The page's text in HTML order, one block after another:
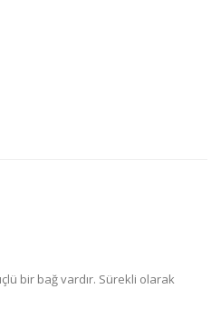
bir bağ vardır. Sürekli olarak